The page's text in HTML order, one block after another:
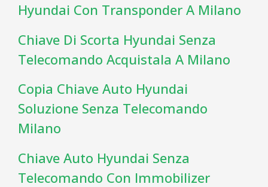
Hyundai Con Transponder A Milano
Chiave Di Scorta Hyundai Senza
Telecomando Acquistala A Milano
Copia Chiave Auto Hyundai
Soluzione Senza Telecomando
Milano
Chiave Auto Hyundai Senza
Telecomando Con Immobilizer